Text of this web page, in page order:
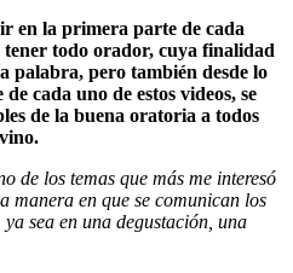
en la primera parte de cada
tener todo orador, cuya finalidad
palabra, pero también desde lo
cada uno de estos videos, se
de la buena oratoria a todos
de los temas que más me interesó
manera en que se comunican los
sea en una degustación, una